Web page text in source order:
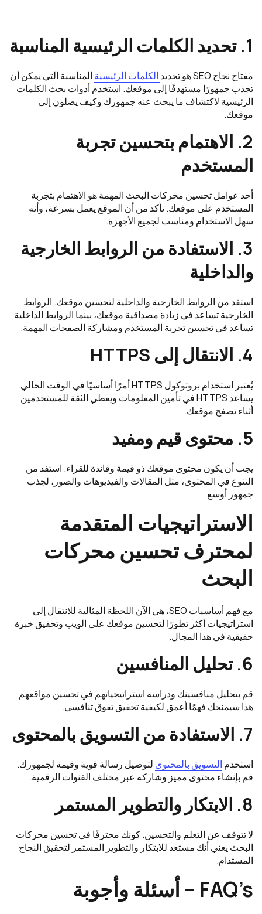
1. تحديد الكلمات الرئيسية المناسبة
مفتاح نجاح SEO هو تحديد الكلمات الرئيسية المناسبة التي يمكن أن
تجذب جمهورًا مستهدفًا إلى موقعك. استخدم أدوات بحث الكلمات
الرئيسية لاكتشاف ما يبحث عنه جمهورك وكيف يصلون إلى
موقعك.
2. الاهتمام بتحسين تجربة
المستخدم
أحد عوامل تحسين محركات البحث المهمة هو الاهتمام بتجربة
المستخدم على موقعك. تأكد من أن الموقع يعمل بسرعة، وأنه
سهل الاستخدام ومناسب لجميع الأجهزة.
3. الاستفادة من الروابط الخارجية
والداخلية
استفد من الروابط الخارجية والداخلية لتحسين موقعك. الروابط
الخارجية تساعد في زيادة مصداقية موقعك، بينما الروابط الداخلية
تساعد في تحسين تجربة المستخدم ومشاركة الصفحات المهمة.
4. الانتقال إلى HTTPS
يُعتبر استخدام بروتوكول HTTPS أمرًا أساسيًا في الوقت الحالي.
يساعد HTTPS في تأمين المعلومات ويعطي الثقة للمستخدمين
أثناء تصفح موقعك.
5. محتوى قيم ومفيد
يجب أن يكون محتوى موقعك ذو قيمة وفائدة للقراء. استفد من
التنوع في المحتوى، مثل المقالات والفيديوهات والصور، لجذب
جمهور أوسع.
الاستراتيجيات المتقدمة
لمحترف تحسين محركات
البحث
مع فهم أساسيات SEO، هي الآن اللحظة المثالية للانتقال إلى
استراتيجيات أكثر تطورًا لتحسين موقعك على الويب وتحقيق خبرة
حقيقية في هذا المجال.
6. تحليل المنافسين
قم بتحليل منافسينك ودراسة استراتيجياتهم في تحسين مواقعهم.
هذا سيمنحك فهمًا أعمق لكيفية تحقيق تفوق تنافسي.
7. الاستفادة من التسويق بالمحتوى
استخدم التسويق بالمحتوى لتوصيل رسالة قوية وقيمة لجمهورك.
قم بإنشاء محتوى مميز وشاركه عبر مختلف القنوات الرقمية.
8. الابتكار والتطوير المستمر
لا تتوقف عن التعلم والتحسين. كونك محترفًا في تحسين محركات
البحث يعني أنك مستعد للابتكار والتطوير المستمر لتحقيق النجاح
المستدام.
FAQ’s – أسئلة وأجوبة